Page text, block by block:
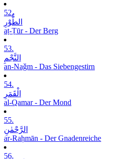
52.
الطُّوْرِ
aṭ-Ṭūr - Der Berg
53.
النَّجْمِ
an-Naǧm - Das Siebengestirn
54.
الْقَمَرِ
al-Qamar - Der Mond
55.
الرَّحْمٰنِ
ar-Raḥmān - Der Gnadenreiche
56.